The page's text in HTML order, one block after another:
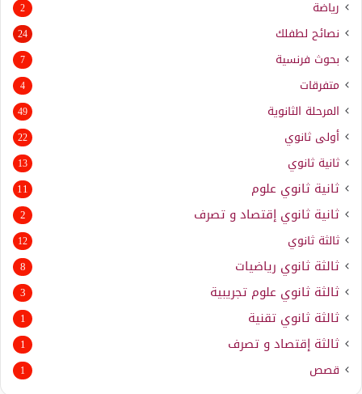
رياضة 2
نصائح لطفلك 24
بحوث فرنسية 7
متفرقات 4
المرحلة الثانوية 49
أولى ثانوي 22
ثانية ثانوي 13
ثانية ثانوي علوم 11
ثانية ثانوي إقتصاد و تصرف 2
ثالثة ثانوي 12
ثالثة ثانوي رياضيات 8
ثالثة ثانوي علوم تجريبية 3
ثالثة ثانوي تقنية 1
ثالثة إقتصاد و تصرف 1
قصص 1